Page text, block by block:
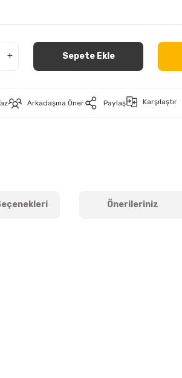
+ Sepete Ekle
Arkadaşına Öner Paylaş Karşılaştır
Önerileriniz